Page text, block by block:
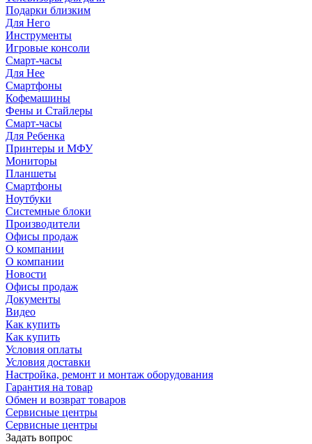
Подарки близким
Для Него
Инструменты
Игровые консоли
Смарт-часы
Для Нее
Смартфоны
Кофемашины
Фены и Стайлеры
Смарт-часы
Для Ребенка
Принтеры и МФУ
Мониторы
Планшеты
Смартфоны
Ноутбуки
Системные блоки
Производители
Офисы продаж
О компании
О компании
Новости
Офисы продаж
Документы
Видео
Как купить
Как купить
Условия оплаты
Условия доставки
Настройка, ремонт и монтаж оборудования
Гарантия на товар
Обмен и возврат товаров
Сервисные центры
Сервисные центры
Задать вопрос